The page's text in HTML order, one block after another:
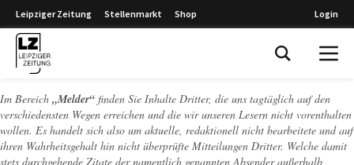
Leipziger Zeitung Stellenmarkt Shop Login
Im Bereich „Melder“ finden Sie Inhalte Dritter, die uns tagtäglich auf den
verschiedensten Wegen erreichen und die wir unseren Lesern nicht vorenthalten
wollen. Es handelt sich also um aktuelle, redaktionell nicht bearbeitete und auf
ihren Wahrheitsgehalt hin nicht überprüfte Mitteilungen Dritter. Welche damit
stets durchgehende Zitate der namentlich genannten Absender außerhalb